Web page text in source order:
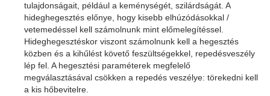
tulajdonságait, például a keménységét, szilárdságát. A
hideghegesztés előnye, hogy kisebb elhúzódásokkal /
vetemedéssel kell számolnunk mint előmelegítéssel.
Hideghegesztéskor viszont számolnunk kell a hegesztés
közben és a kihűlést követő feszültségekkel, repedésveszély
lép fel. A hegesztési paraméterek megfelelő
megválasztásával csökken a repedés veszélye: törekedni kell
a kis hőbevitelre.